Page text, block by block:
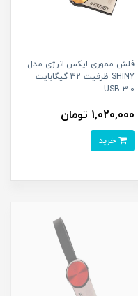
فلش مموری ایکس-انرژی مدل
SHINY ظرفیت 32 گیگابایت
USB 3.0
1,020,000 تومان